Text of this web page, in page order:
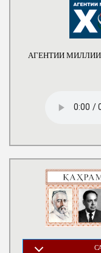
Тарҷумаи ҳол
Сохтори
Роҳбарон ва
АГЕНТИИ МИЛЛИИ